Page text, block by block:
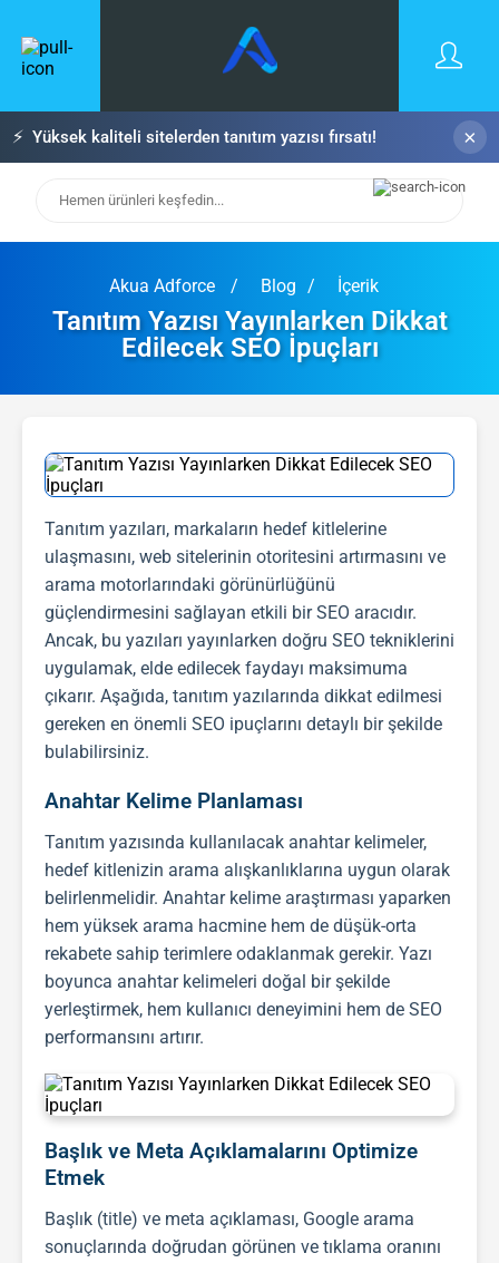
⚡ Yüksek kaliteli sitelerden tanıtım yazısı fırsatı! ×
Akua Adforce Blog İçerik
Tanıtım Yazısı Yayınlarken Dikkat
Edilecek SEO İpuçları
Tanıtım yazıları, markaların hedef kitlelerine
ulaşmasını, web sitelerinin otoritesini artırmasını ve
arama motorlarındaki görünürlüğünü
güçlendirmesini sağlayan etkili birSEO aracıdır.
Ancak, bu yazıları yayınlarken doğru SEO tekniklerini
uygulamak, elde edilecek faydayı maksimuma
çıkarır. Aşağıda, tanıtım yazılarında dikkat edilmesi
gereken en önemli SEO ipuçlarını detaylı bir şekilde
bulabilirsiniz.
Anahtar Kelime Planlaması
Tanıtım yazısında kullanılacak anahtar kelimeler,
hedef kitlenizin arama alışkanlıklarına uygun olarak
belirlenmelidir. Anahtar kelime araştırması yaparken
hem yüksek arama hacmine hem de düşük-orta
rekabete sahip terimlere odaklanmak gerekir. Yazı
boyunca anahtar kelimeleri doğal bir şekilde
yerleştirmek, hem kullanıcı deneyimini hem de SEO
performansını artırır.
Başlık ve Meta Açıklamalarını Optimize
Etmek
Başlık (title) ve meta açıklaması, Google arama
sonuçlarında doğrudan görünen ve tıklama oranını